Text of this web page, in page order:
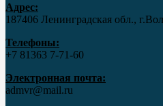
Адрес:
187406 Ленинградская обл.,
Телефоны:
+7 81363 7‑71-60
Электронная почта:
admvr@mail.ru